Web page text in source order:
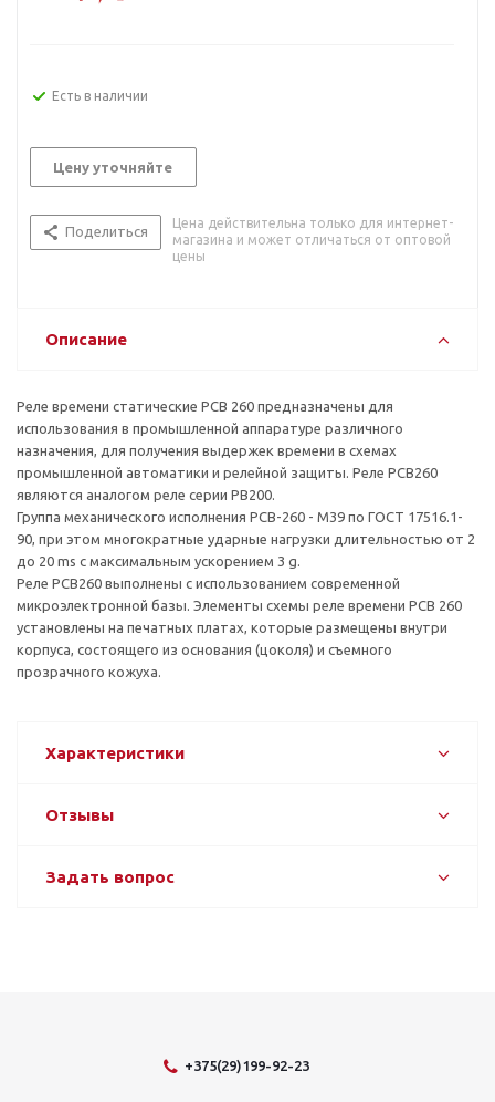
Есть в наличии
Цену уточняйте
Поделиться
Цена действительна только для интернет-
магазина и может отличаться от оптовой
цены
Описание
Реле времени статические РСВ 260 предназначены для
использования в промышленной аппаратуре различного
назначения, для получения выдержек времени в схемах
промышленной автоматики и релейной защиты. Реле РСВ260
являются аналогом реле серии РВ200.
Группа механического исполнения РСВ-260 - М39 по ГОСТ 17516.1-
90, при этом многократные ударные нагрузки длительностью от 2
до 20 ms с максимальным ускорением 3 g.
Реле РСВ260 выполнены с использованием современной
микроэлектронной базы. Элементы схемы реле времени РСВ 260
установлены на печатных платах, которые размещены внутри
корпуса, состоящего из основания (цоколя) и съемного
прозрачного кожуха.
Характеристики
Отзывы
Задать вопрос
+375(29)199-92-23